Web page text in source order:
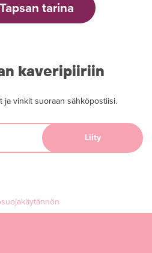
tarina
kaveripiiriin
ja vinkit suoraan sähköpostiisi.